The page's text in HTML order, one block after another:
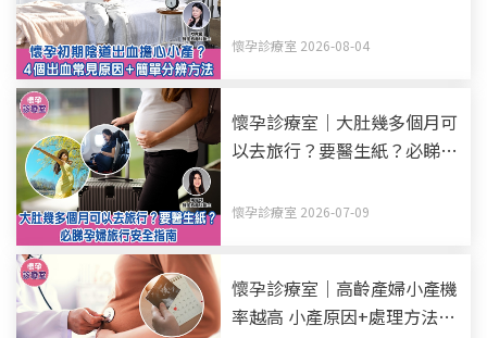
懷孕診療室 2026-08-04
懷孕診療室｜大肚幾多個月可
以去旅行？要醫生紙？必睇孕
懷孕診療室 2026-07-09
懷孕診療室｜高齡產婦小產機
率越高 小產原因+處理方法